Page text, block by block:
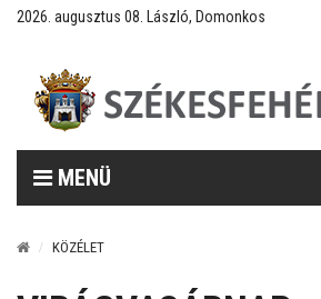
2026. augusztus 08. László, Domonkos
MENÜ
KÖZÉLET